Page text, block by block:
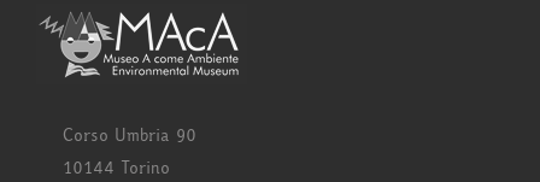
Corso Umbria 90
10144 Torino